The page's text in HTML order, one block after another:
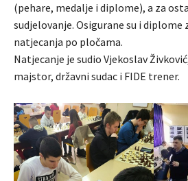
(pehare, medalje i diplome), a za
sudjelovanje. Osigurane su i diplome
natjecanja po pločama.
Natjecanje je sudio Vjekoslav
majstor, državni sudac i FIDE trener.